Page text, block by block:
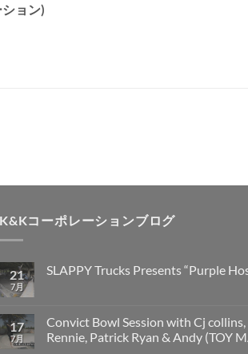
ョン)
K&Kコーポレーションブログ
21
7月
SLAPPY Trucks Presents “Purple
17
7月
Convict Bowl Session with Cj
Rennie, Patrick Ryan & Andy (TOY